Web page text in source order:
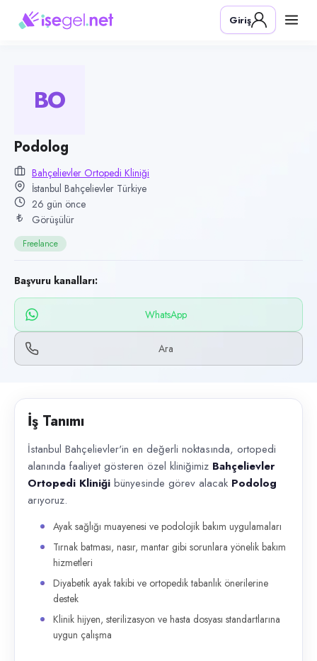
Pozisyon
Podolog
Kategori
Konum
Bahçelievler, İstanbul
Çalışma şekli
Freelance · Ofis
Yayın tarihi
13 Temmuz 2026
Son geçerlilik
11 Ekim 2026
Başvuru kanalları
WhatsApp, Telefon
İstanbul Bahçelievler'in en değerli noktasında, ortopedi alanında
Giriş
BO
Podolog
Bahçelievler Ortopedi Kliniği
İstanbul Bahçelievler Türkiye
26 gün önce
Görüşülür
Freelance
Başvuru kanalları:
WhatsApp
Ara
İş Tanımı
İstanbul Bahçelievler'in en değerli noktasında, ortopedi
alanında faaliyet gösteren özel kliniğimiz Bahçelievler
Ortopedi Kliniği bünyesinde görev alacak Podolog
arıyoruz.
Ayak sağlığı muayenesi ve podolojik bakım uygulamaları
Tırnak batması, nasır, mantar gibi sorunlara yönelik bakım
hizmetleri
Diyabetik ayak takibi ve ortopedik tabanlık önerilerine
destek
Klinik hijyen, sterilizasyon ve hasta dosyası standartlarına
uygun çalışma